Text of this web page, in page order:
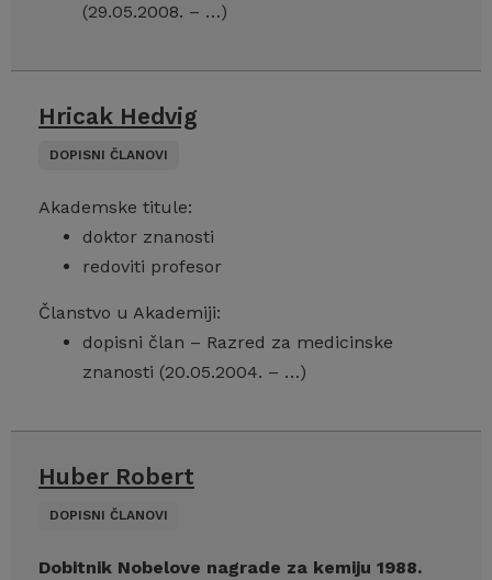
(29.05.2008. – …)
Hricak Hedvig
DOPISNI ČLANOVI
Akademske titule:
doktor znanosti
redoviti profesor
Članstvo u Akademiji:
dopisni član – Razred za medicinske
znanosti (20.05.2004. – …)
Huber Robert
DOPISNI ČLANOVI
Dobitnik Nobelove nagrade za kemiju 1988.